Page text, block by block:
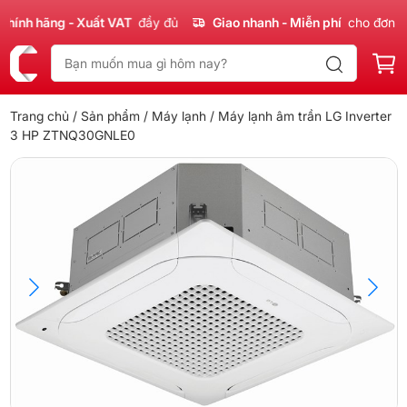
hãng - Xuất VAT đầy đủ Giao nhanh - Miễn phí cho đơn
Trang chủ / Sản phẩm / Máy lạnh / Máy lạnh âm trần LG Inverter
3 HP ZTNQ30GNLE0